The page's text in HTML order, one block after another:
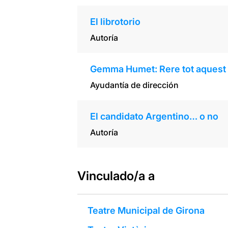
El librotorio
Autoría
Gemma Humet: Rere tot
Ayudantía de dirección
El candidato Argentino… o no
Autoría
Vinculado/a a
Teatre Municipal de Girona